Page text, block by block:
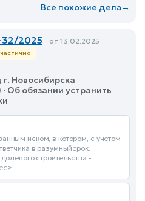
Все похожие дела→
2025 от 13.02.2025
Новосибирска
Об обязании устранить
иском, в котором, с учетом
в разумныйсрок,
строительства -